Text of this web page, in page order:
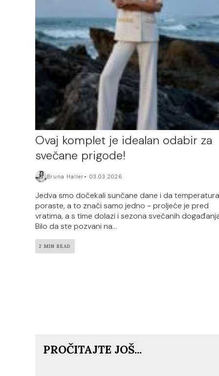
Ovaj komplet je idealan odabir za
svečane prigode!
Bruna Haller 03.03.2026.
Jedva smo dočekali sunčane dane i da temperatura
poraste, a to znači samo jedno - proljeće je pred
vratima, a s time dolazi i sezona svečanih
Bilo da ste pozvani na...
2 MIN READ
PROČITAJTE JOŠ...